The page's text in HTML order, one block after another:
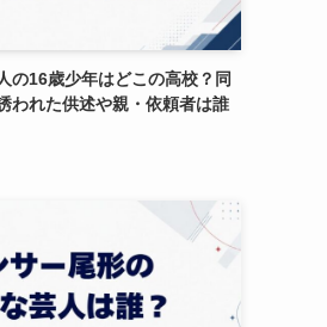
の16歳少年はどこの高校？同
われた供述や親・依頼者は誰